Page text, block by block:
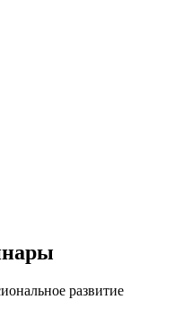
развитие